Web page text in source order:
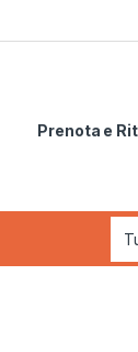
Prenota e